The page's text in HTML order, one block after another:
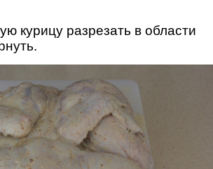
курицу разрезать в области